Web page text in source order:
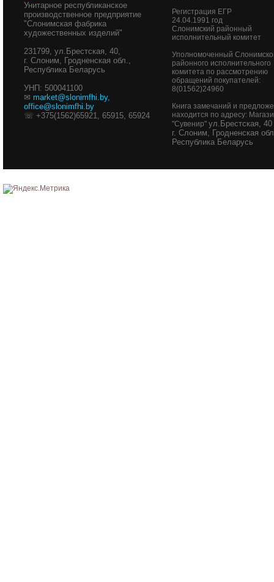
Унитарное республиканское
производственное предприятие
"Слонимская фабрика
художественных изделий"
231799, ул.Брестская, 40,
г. Слоним, Гродненская обл.,
Республика Беларусь
УНП: 500041100
✉ market@slonimfhi.by,
office@slonimfhi.by
☏ +375(1562)65921, 65915, 65924
Регистрация ЕГР
24.04.1991 год
Слонимский районный
исполнительный комитет
Уполномоченный
районного исполнительного
комитета по рассмотрению
обращений покупателей:
8(01562)24960
Книга замечаний и
находится по адресу:
"Сувенир"ул.Брестская, 40
г. Слоним, Гродненская
Республика Беларусь